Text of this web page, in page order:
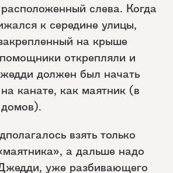
слева. Когда
к середине улицы,
на крыше
открепляли и
должен был начать
канате, как маятник (в
взять только
а дальше надо
уже разбивающего